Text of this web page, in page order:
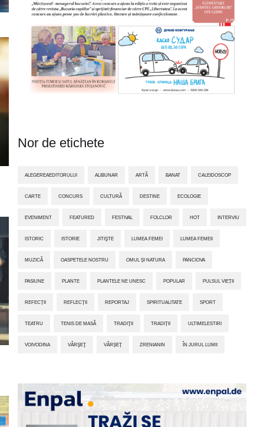
Nor de etichete
ALEGEREAEDITORULUI ALIBUNAR ARTĂ BANAT CALEIDOSCOP
CARTE CONCURS CULTURĂ DESTINE ECOLOGIE
EVENIMENT FEATURED FESTIVAL FOLCLOR HOT INTERVIU
ISTORIC ISTORIE JITIŞTE LUMEA FEMEI LUMEA FEMEII
MUZICĂ OASPETELE NOSTRU OMUL ȘI NATURA PANCIOVA
PASIUNE PLANTE PLANTELE NE UNESC POPULAR PULSUL VIEȚII
REFECȚII REFLECȚII REPORTAJ SPIRITUALITATE SPORT
TEATRU TENIS DE MASĂ TRADIŢII TRADIȚII ULTIMELESTIRI
VOIVODINA VÂRŞEŢ VÂRȘEȚ ZRENIANIN ÎN JURUL LUMII